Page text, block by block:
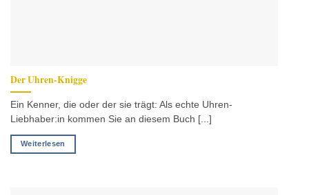
Der Uhren-Knigge
Ein Kenner, die oder der sie trägt: Als echte Uhren-
Liebhaber:in kommen Sie an diesem Buch [...]
Weiterlesen